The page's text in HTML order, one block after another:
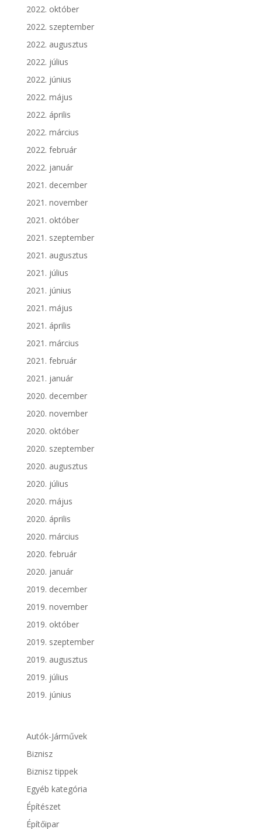
2022. október
2022. szeptember
2022. augusztus
2022. július
2022. június
2022. május
2022. április
2022. március
2022. február
2022. január
2021. december
2021. november
2021. október
2021. szeptember
2021. augusztus
2021. július
2021. június
2021. május
2021. április
2021. március
2021. február
2021. január
2020. december
2020. november
2020. október
2020. szeptember
2020. augusztus
2020. július
2020. május
2020. április
2020. március
2020. február
2020. január
2019. december
2019. november
2019. október
2019. szeptember
2019. augusztus
2019. július
2019. június
Autók-Járművek
Biznisz
Biznisz tippek
Egyéb kategória
Építészet
Építőipar